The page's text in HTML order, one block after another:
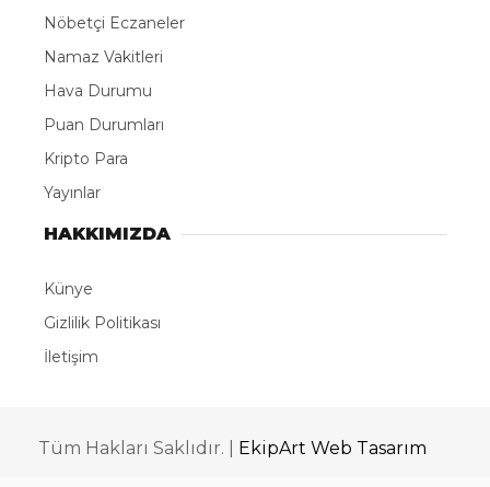
Nöbetçi Eczaneler
Namaz Vakitleri
Hava Durumu
Puan Durumları
Kripto Para
Yayınlar
HAKKIMIZDA
Künye
Gizlilik Politikası
İletişim
Tüm Hakları Saklıdır. | EkipArt Web Tasarım